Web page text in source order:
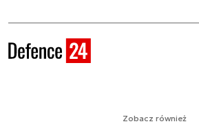
Zobacz również